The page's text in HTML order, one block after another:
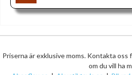
Priserna är exklusive moms. Kontakta
om du vill ha